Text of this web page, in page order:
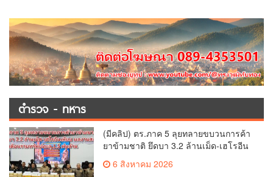
ตำรวจ - ทหาร
(มีคลิป) ตร.ภาค 5 ลุยทลายขบวนการค้า
ยาข้ามชาติ ยึดบา 3.2 ล้านเม็ด-เฮโรอีน
เพียบ ผลงานสะสม 10 เดือนรวบทรัพย์
ทะลุ 1.5 พันล้าน
6 สิงหาคม 2026